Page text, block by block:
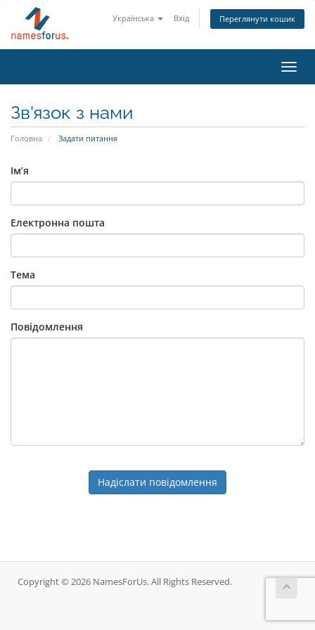
Українська Вхід Переглянути кошик
Зв'язок з нами
Головна Задати питання
Ім’я
Електронна пошта
Тема
Повідомлення
Надіслати повідомлення
Copyright © 2026 NamesForUs. All Rights Reserved.